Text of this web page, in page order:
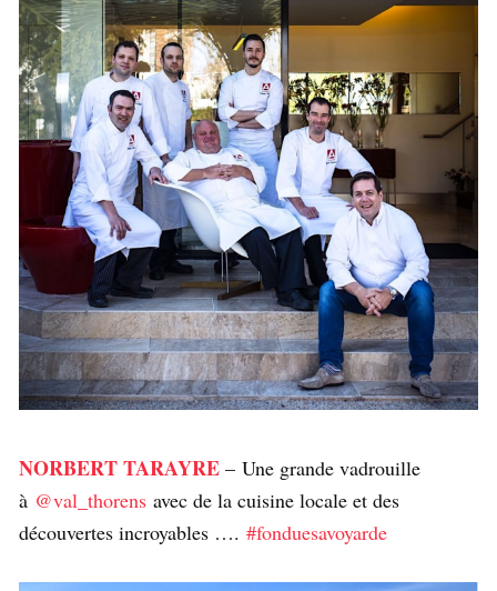
NORBERT TARAYRE – Une grande vadrouille
à @val_thorens avec de la cuisine locale et des
découvertes incroyables …. #fonduesavoyarde